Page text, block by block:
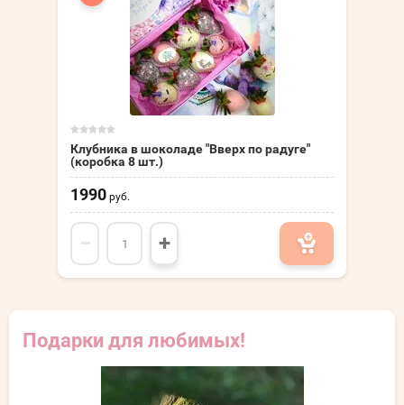
Подарки для любимых!
Клубника в шоколаде "Вверх по радуге"
(коробка 8 шт.)
1990 руб.
− +